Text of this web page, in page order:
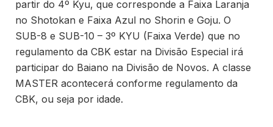
partir do 4º Kyu, que corresponde a Faixa Laranja
no Shotokan e Faixa Azul no Shorin e Goju. O
SUB-8 e SUB-10 – 3º KYU (Faixa Verde) que no
regulamento da CBK estar na Divisão Especial irá
participar do Baiano na Divisão de Novos. A classe
MASTER acontecerá conforme regulamento da
CBK, ou seja por idade.